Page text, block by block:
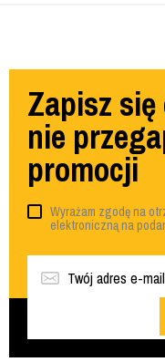
Zapisz
nie
promocji
Wyrażam zgodę na
elektroniczną na